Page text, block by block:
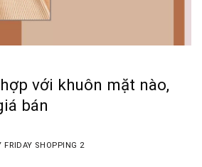
với khuôn mặt nào,
bán
FRIDAY SHOPPING 2